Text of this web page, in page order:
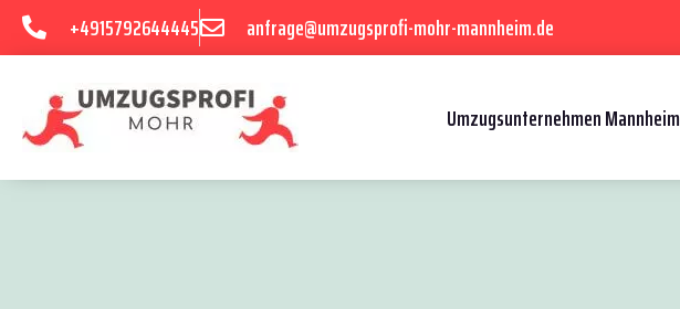
+4915792644445 anfrage@umzugsprofi-mohr-mannheim.de
Umzugsunternehmen Mannheim